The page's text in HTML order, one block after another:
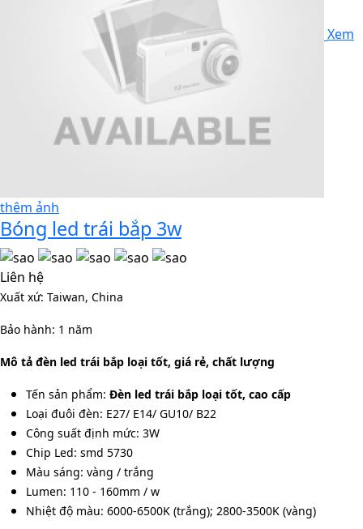
Xem
thêm ảnh
Bóng led trái bắp 3w
Liên hệ
Xuất xứ: Taiwan, China
Bảo hành: 1 năm
Mô tả đèn led trái bắp loại tốt, giá rẻ, chất lượng
Tến sản phẩm: Đèn led trái bắp loại tốt, cao cấp
Loại đuôi đèn: E27/ E14/ GU10/ B22
Công suất định mức: 3W
Chip Led: smd 5730
Màu sáng: vàng / trắng
Lumen: 110 - 160mm / w
Nhiệt độ màu: 6000-6500K (trắng); 2800-3500K (vàng)